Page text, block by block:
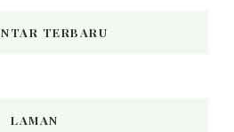
TERBARU
LAMAN